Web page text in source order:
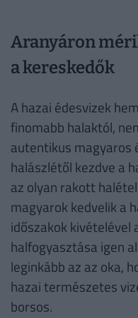
Aranyáron
a kereskedők
A hazai édesvizek
finomabb halaktól,
autentikus magyaros
halászlétől kezdve a
az olyan rakott
magyarok kedvelik a
időszakok kivételével
halfogyasztása igen
leginkább az az oka,
hazai természetes
borsos.